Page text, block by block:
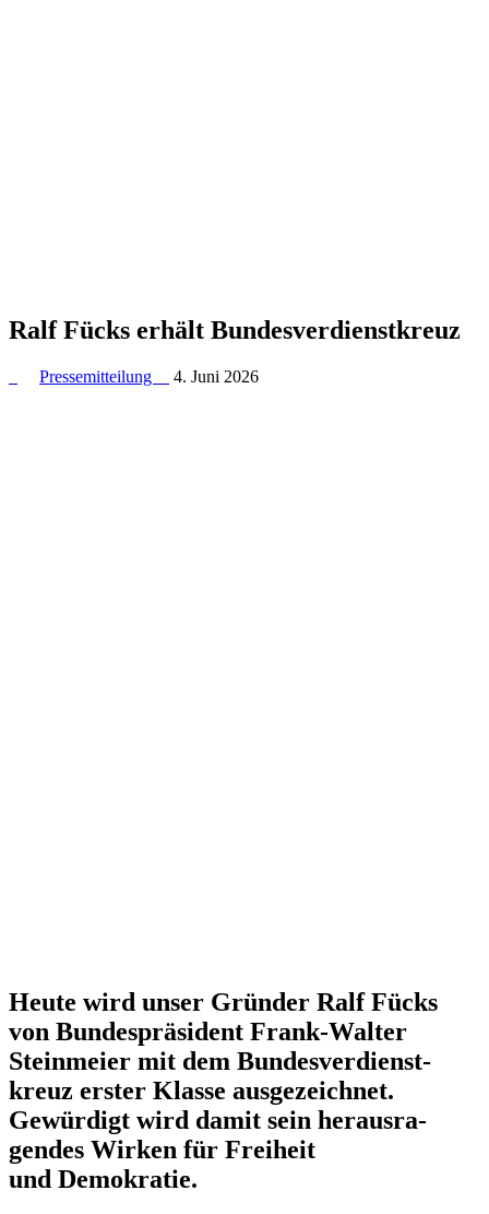
Ralf Fücks erhält Bundesverdienstkreuz
Pressemitteilung 4. Juni 2026
Heute wird unser Gründer Ralf Fücks
von Bundes­prä­sident Frank-Walter
Stein­meier mit dem Bundes­ver­dienst­
kreuz erster Klasse ausge­zeichnet.
Gewürdigt wird damit sein heraus­ra­
gendes Wirken für Freiheit
und Demokratie.